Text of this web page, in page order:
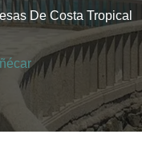
De Costa Tropical